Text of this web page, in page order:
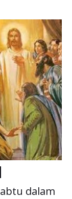
dalam